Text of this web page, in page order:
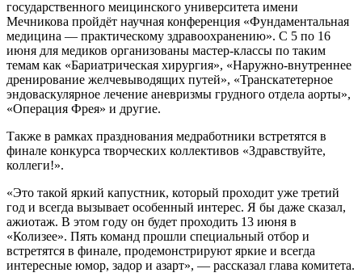
государственного меицинского университета имени
Мечникова пройдёт научная конференция «Фундаментальная
медицина — практическому здравоохранению». С 5 по 16
июня для медиков организованы мастер-классы по таким
темам как «Бариатрическая хирургия», «Наружно-внутреннее
дренирование желчевыводящих путей», «Транскатетерное
эндоваскулярное лечение аневризмы грудного отдела аорты»,
«Операция Фрея» и другие.
Также в рамках празднования медработники встретятся в
финале конкурса творческих коллективов «Здравствуйте,
коллеги!».
«Это такой яркий капустник, который проходит уже третий
год и всегда вызывает особенный интерес. Я бы даже сказал,
ажиотаж. В этом году он будет проходить 13 июня в
«Колизее». Пять команд прошли специальный отбор и
встретятся в финале, продемонстрируют яркие и всегда
интересные юмор, задор и азарт», — рассказал глава комитета.